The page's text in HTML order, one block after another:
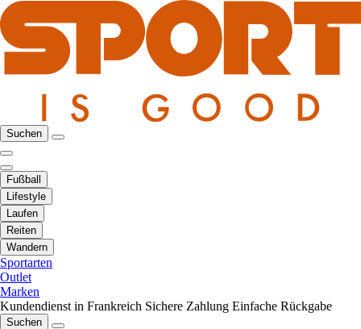
Suchen
Fußball
Lifestyle
Laufen
Reiten
Wandern
Sportarten
Outlet
Marken
Kundendienst in Frankreich Sichere Zahlung Einfache Rückgabe
Suchen